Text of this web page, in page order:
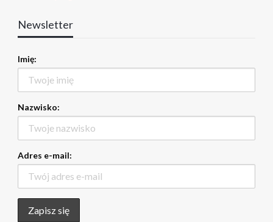
Newsletter
Imię:
Nazwisko:
Adres e-mail: